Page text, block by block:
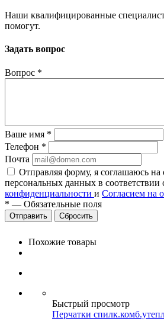
Наши квалифицированные
помогут.
Задать вопрос
Вопрос *
Ваше имя *
Телефон *
Почта
Отправляя форму, я соглашаюсь на
персональных данных в соответствии
конфиденциальности и Согласием на
* — Обязательные поля
Сбросить
Похожие товары
Быстрый просмотр
Перчатки